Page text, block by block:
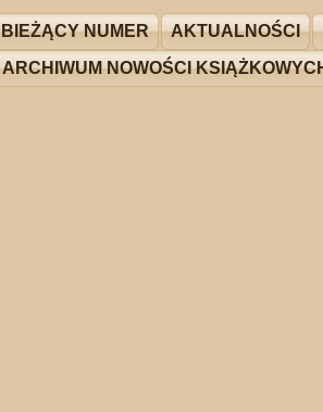
BIEŻĄCY NUMER AKTUALNOŚCI
ARCHIWUM NOWOŚCI